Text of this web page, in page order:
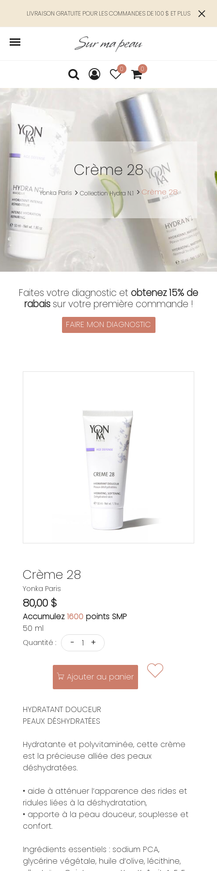
LIVRAISON GRATUITE POUR LES COMMANDES DE 100 $ ET PLUS
0 0
Crème 28
Yonka Paris Collection Hydra N.1 Crème 28
Faites votre diagnostic et obtenez 15% de
rabaissur votre première commande !
FAIRE MON DIAGNOSTIC
Crème 28
Yonka Paris
80,00 $
Accumulez1600 points SMP
50 ml
Quantité : - +
Ajouter au panier
HYDRATANT DOUCEUR
PEAUX DÉSHYDRATÉES
Hydratante et polyvitaminée, cette crème
est la précieuse alliée des peaux
déshydratées.
• aide à atténuer l’apparence des rides et
ridules liées à la déshydratation,
• apporte à la peau douceur, souplesse et
confort.
Ingrédients essentiels : sodium PCA,
glycérine végétale, huile d’olive, lécithine,